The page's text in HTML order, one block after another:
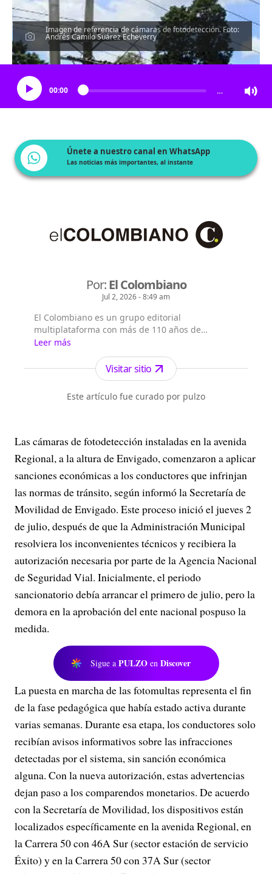
Imagen de referencia de cámaras de fotodetección. Foto:
Andrés Camilo Suárez Echeverry
Escucha el artículo
00:00 …
Únete a nuestro canal en WhatsApp
Las noticias más importantes, al instante
Por:El Colombiano
Jul 2, 2026 - 8:49 am
El Colombiano es un grupo editorial
multiplataforma con más de 110 años de
existencia. Nació en la ciudad de Medellín en
Antioquia. Fundado el 6 de febrero de 1912 por
Francisco de Paula Pérez, se ha especializado en
la investigación y generación de contenidos
periodísticos para diferentes plataformas en las
que provee a las a...
Leer más
Visitar sitio
Este artículo fue curado por pulzo
Las cámaras de fotodetección instaladas en la avenida
Regional, a la altura de Envigado, comenzaron a aplicar
sanciones económicas a los conductores que infrinjan
las normas de tránsito, según informó la Secretaría de
Movilidad de Envigado. Este proceso inició el jueves 2
de julio, después de que la Administración Municipal
resolviera los inconvenientes técnicos y recibiera la
autorización necesaria por parte de la Agencia Nacional
de Seguridad Vial. Inicialmente, el periodo
sancionatorio debía arrancar el primero de julio, pero la
demora en la aprobación del ente nacional pospuso la
medida.
Sigue a PULZO en Discover
La puesta en marcha de las fotomultas representa el fin
de la fase pedagógica que había estado activa durante
varias semanas. Durante esa etapa, los conductores solo
recibían avisos informativos sobre las infracciones
detectadas por el sistema, sin sanción económica
alguna. Con la nueva autorización, estas advertencias
dejan paso a los comparendos monetarios. De acuerdo
con la Secretaría de Movilidad, los dispositivos están
localizados específicamente en la avenida Regional, en
la Carrera 50 con 46A Sur (sector estación de servicio
Éxito) y en la Carrera 50 con 37A Sur (sector